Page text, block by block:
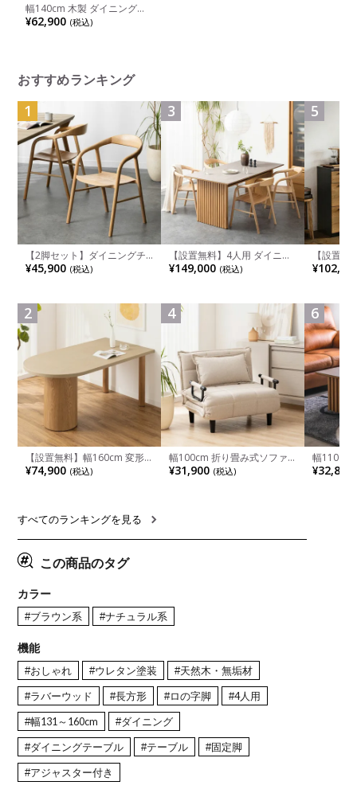
幅140cm 木製 ダイニングテ
ーブル 2本脚 インスパイア 4
人用 天然木 耳付き 一枚板風
¥62,900 (税込)
おすすめランキング
1
【2脚セット】ダイニングチ
ェア 木製 LUGA 肘付き チェ
ア 天然木 リビング椅子 板座
ュラル ブラウン 完成品
¥45,900 (税込)
2
【設置無料】幅160cm 変形
半円 ダイニングテーブル モ
ルタル風 LENAS コンクリー
リア風 グレージュ
¥74,900 (税込)
3
【設置無料】4人用 ダイニン
グテーブルセット 5点 LUGA
セラミックテーブル おしゃれ
165cm 食卓テーブル×1 食卓
椅子×4)
¥149,000 (税込)
4
幅100cm 折り畳み式ソファ
ベッド コンパクト リクライ
ニング カウチスタイル 省ス
¥31,900 (税込)
5
【設置
チンカウ
板 引き出
れ ウッデ
ル グレー
6
幅110cm
木目調 リ
付き 長方
¥32,800
すべてのランキングを見る
この商品のタグ
カラー
#ブラウン系 #ナチュラル系
機能
#おしゃれ #ウレタン塗装 #天然木・無垢材
#ラバーウッド #長方形 #ロの字脚 #4人用
#幅131～160cm #ダイニング
#ダイニングテーブル #テーブル #固定脚
#アジャスター付き